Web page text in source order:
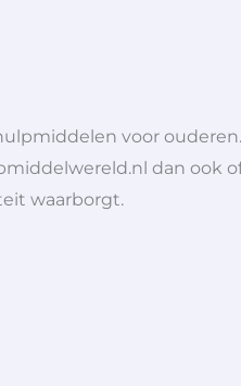
voor
dan
waarborgt.